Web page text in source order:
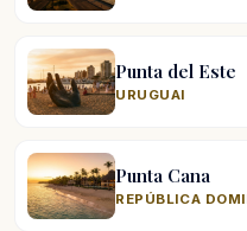
Punta del Este
URUGUAI
Punta Cana
REPÚBLICA